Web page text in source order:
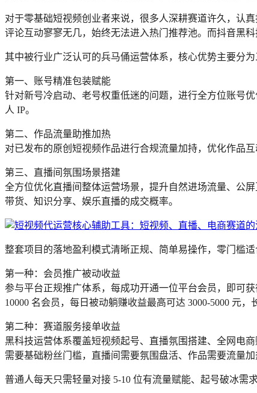
对于零基础短视频创业者来说，很多人深耕赛道许久，认
评论互动寥寥无几，始终无法进入热门推荐池。而抖音黑
其中被行业广泛认可的兵马俑运营体系，核心优势主要分
第一、账号精准包装赋能
针对新号冷启动、老号权重低迷的问题，进行全方位账号
人 IP。
第二、作品流量助推加热
对已发布的原创短视频作品进行合规流量加持，优化作品
第三、直播间氛围场景搭建
全方位优化直播间整体运营场景，提升自然进场流量、公
带货、知识分享、娱乐直播的成交概率。
整套项目的落地盈利模式清晰正规、简单易操作，零门槛
第一种：会员推广被动收益
参与平台正规推广体系，每成功开通一位平台会员，即可
10000 名会员，每日被动躺赚收益最高可达 3000-5000 元，
第二种：赛道服务接单收益
黑科技运营体系覆盖短视频起号、直播氛围搭建、全网电
需要基础粉丝门槛，直播间需要氛围盘活、作品需要流量
普通人每天只需轻量对接 5-10 位有流量赋能、起号破冰需